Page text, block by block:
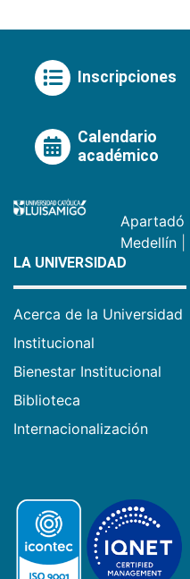
Inscripciones
Calendario
académico
Apartadó
Medellín
LA UNIVERSIDAD
Acerca de la Universidad
Institucional
Bienestar Institucional
Biblioteca
Internacionalización